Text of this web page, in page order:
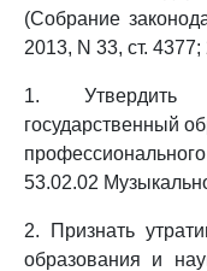
(Собрание
2013, N 33, ст.
1. Утвердить
государственный
53.02.02
2. Признать
образования и